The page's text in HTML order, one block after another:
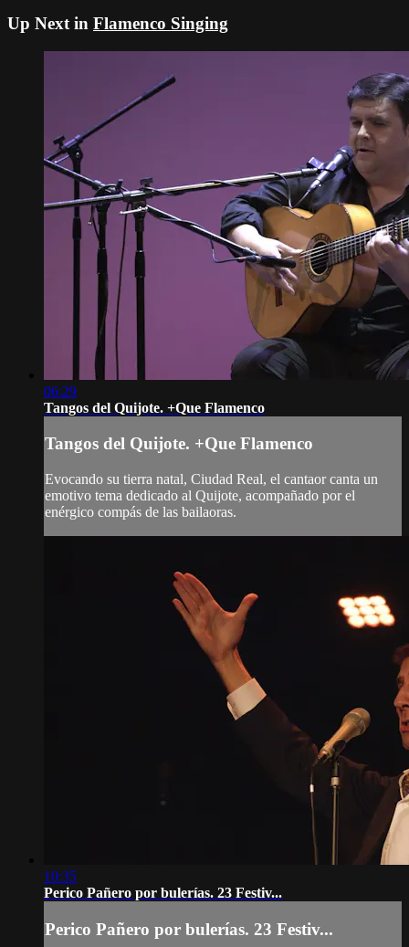
Up Next in Flamenco Singing
06:29
Tangos del Quijote. +Que Flamenco
Tangos del Quijote. +Que Flamenco
Evocando su tierra natal, Ciudad Real, el cantaor canta un
emotivo tema dedicado al Quijote, acompañado por el
enérgico compás de las bailaoras.
10:35
Perico Pañero por bulerías. 23 Festiv...
Perico Pañero por bulerías. 23 Festiv...